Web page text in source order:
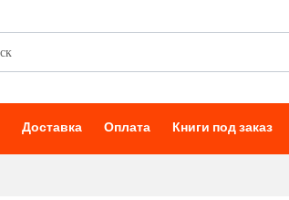
Доставка Оплата Книги под заказ